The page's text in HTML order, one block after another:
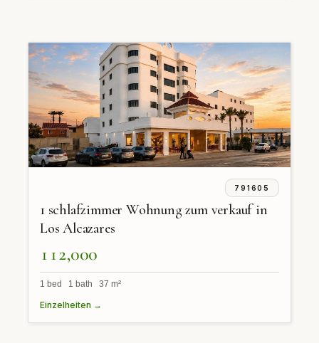
791605
1 schlafzimmer Wohnung zum verkauf in
Los Alcazares
112,000
1 bed 1 bath 37 m²
Einzelheiten →